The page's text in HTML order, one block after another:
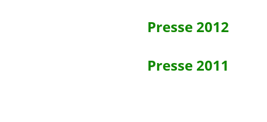
Presse 2012
Presse 2011